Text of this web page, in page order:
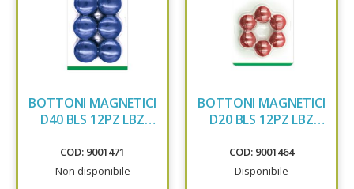
BOTTONI MAGNETICI
D40 BLS 12PZ LBZ
COD: 9001471
Non disponibile
BOTTONI MAGNETICI
D20 BLS 12PZ LBZ
COD: 9001464
Disponibile